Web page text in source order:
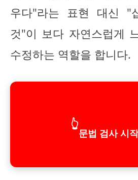
우다"라는 표현 대신 "
것"이 보다 자연스럽게
수정하는 역할을 합니다.
👆
문법 검사 시